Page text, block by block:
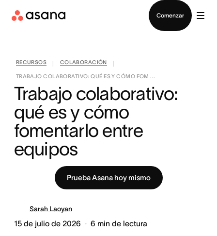
Comenzar
RECURSOS COLABORACIÓN
TRABAJO COLABORATIVO: QUÉ ES Y CÓMO FOM ...
Trabajo colaborativo:
qué es y cómo
fomentarlo entre
equipos
Prueba Asana hoy mismo
Sarah Laoyan
15 de julio de 2026 6 min de lectura